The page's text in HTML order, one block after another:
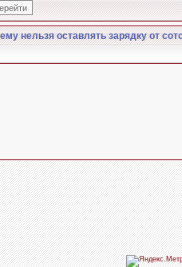
нельзя оставлять зарядку от